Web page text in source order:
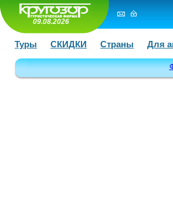
09.08.2026
Туры СКИДКИ Страны Для